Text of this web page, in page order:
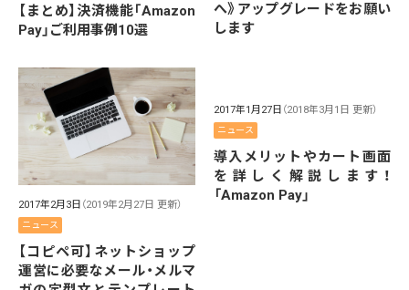
【まとめ】決済機能「Amazon
Pay」ご利用事例10選
へ》アップグレードをお願い
します
2017年2月3日 （2019年2月27日 更新）
ニュース
【コピペ可】ネットショップ
運営に必要なメール・メルマ
2017年1月27日 （2018年3月1日 更新）
ニュース
導入メリットやカート画面
を詳しく解説します！
「Amazon Pay」